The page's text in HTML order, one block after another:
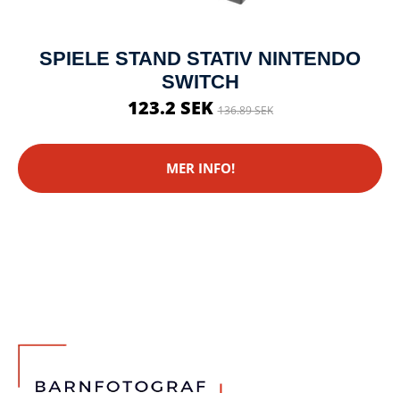
SPIELE STAND STATIV NINTENDO
SWITCH
123.2 SEK136.89 SEK
MER INFO!